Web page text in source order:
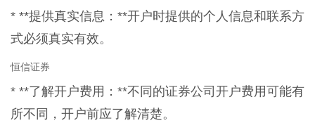
* **提供真实信息：**开户时提供的个人信息和联系方
式必须真实有效。
恒信证券
* **了解开户费用：**不同的证券公司开户费用可能有
所不同，开户前应了解清楚。